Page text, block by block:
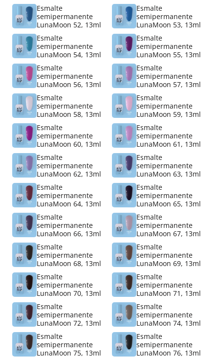
Esmalte
semipermanente
LunaMoon 52, 13ml
Esmalte
semipermanente
LunaMoon 53, 13ml
Esmalte
semipermanente
LunaMoon 54, 13ml
Esmalte
semipermanente
LunaMoon 55, 13ml
Esmalte
semipermanente
LunaMoon 56, 13ml
Esmalte
semipermanente
LunaMoon 57, 13ml
Esmalte
semipermanente
LunaMoon 58, 13ml
Esmalte
semipermanente
LunaMoon 59, 13ml
Esmalte
semipermanente
LunaMoon 60, 13ml
Esmalte
semipermanente
LunaMoon 61, 13ml
Esmalte
semipermanente
LunaMoon 62, 13ml
Esmalte
semipermanente
LunaMoon 63, 13ml
Esmalte
semipermanente
LunaMoon 64, 13ml
Esmalte
semipermanente
LunaMoon 65, 13ml
Esmalte
semipermanente
LunaMoon 66, 13ml
Esmalte
semipermanente
LunaMoon 67, 13ml
Esmalte
semipermanente
LunaMoon 68, 13ml
Esmalte
semipermanente
LunaMoon 69, 13ml
Esmalte
semipermanente
LunaMoon 70, 13ml
Esmalte
semipermanente
LunaMoon 71, 13ml
Esmalte
semipermanente
LunaMoon 72, 13ml
Esmalte
semipermanente
LunaMoon 74, 13ml
Esmalte
semipermanente
LunaMoon 75, 13ml
Esmalte
semipermanente
LunaMoon 76, 13ml